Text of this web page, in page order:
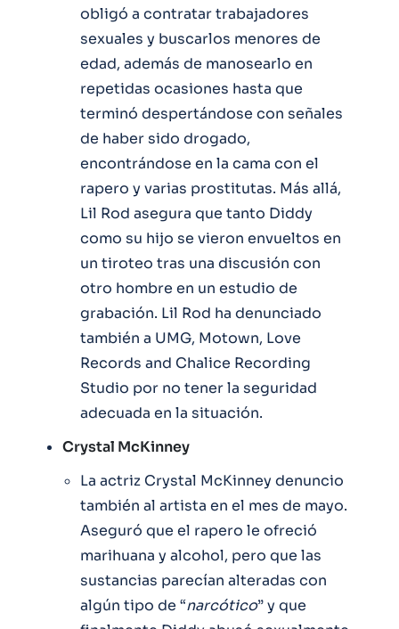
obligó a contratar trabajadores
sexuales y buscarlos menores de
edad, además de manosearlo en
repetidas ocasiones hasta que
terminó despertándose con señales
de haber sido drogado,
encontrándose en la cama con el
rapero y varias prostitutas. Más allá,
Lil Rod asegura que tanto Diddy
como su hijo se vieron envueltos en
un tiroteo tras una discusión con
otro hombre en un estudio de
grabación. Lil Rod ha denunciado
también a UMG, Motown, Love
Records and Chalice Recording
Studio por no tener la seguridad
adecuada en la situación.
Crystal McKinney
La actriz Crystal McKinney denuncio
también al artista en el mes de mayo.
Aseguró que el rapero le ofreció
marihuana y alcohol, pero que las
sustancias parecían alteradas con
algún tipo de “narcótico” y que